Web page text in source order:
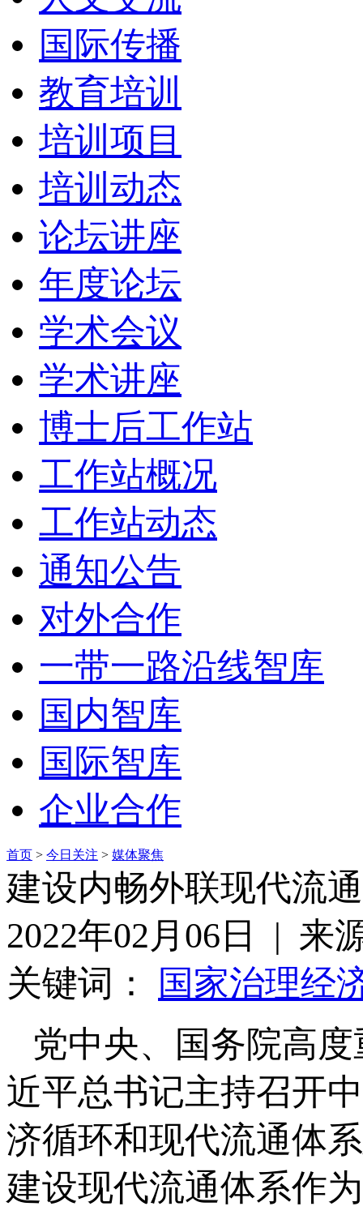
国际传播
教育培训
培训项目
培训动态
论坛讲座
年度论坛
学术会议
学术讲座
博士后工作站
工作站概况
工作站动态
通知公告
对外合作
一带一路沿线智库
国内智库
国际智库
企业合作
首页 > 今日关注 > 媒体聚焦
建设内畅外联现代流
2022年02月06日 | 来
关键词：
国家治理经
党中央、国务院高
近平总书记主持召开
济循环和现代流通体
建设现代流通体系作